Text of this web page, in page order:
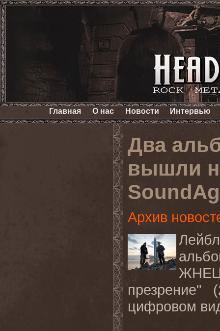
Главная О нас Новости Интервью
Два
вышли
Архив
ЖНЕЦ
презрение"
цифровом